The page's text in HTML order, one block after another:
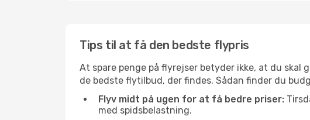
Tips til at få den bedste flypris
At spare penge på flyrejser betyder ikke, at du
de bedste flytilbud, der findes. Sådan finder du
Flyv midt på ugen for at få bedre priser:
med spidsbelastning.